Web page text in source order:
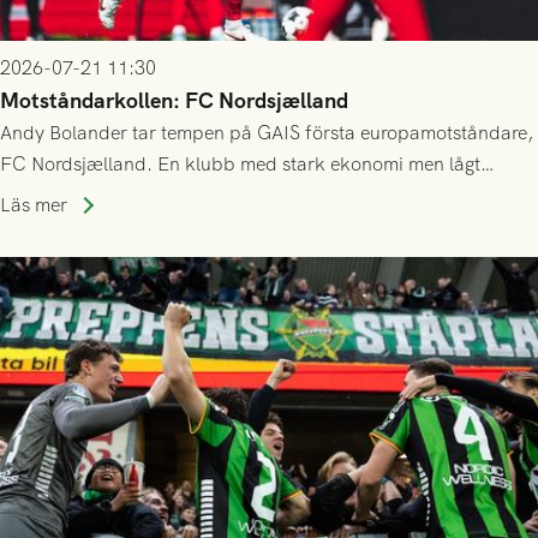
2026-07-21 11:30
Motståndarkollen: FC Nordsjælland
Andy Bolander tar tempen på GAIS första europamotståndare,
FC Nordsjælland. En klubb med stark ekonomi men lågt
publiksnitt, ett lag med både kollektiv styrka och individuell
Läs mer